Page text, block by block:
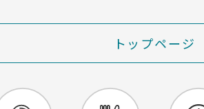
トップページ